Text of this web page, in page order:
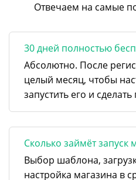
Отвечаем на самые
30 дней полностью
Абсолютно. После
целый месяц, чтобы
запустить его и
Сколько займёт запуск
Выбор шаблона,
настройка магазина в